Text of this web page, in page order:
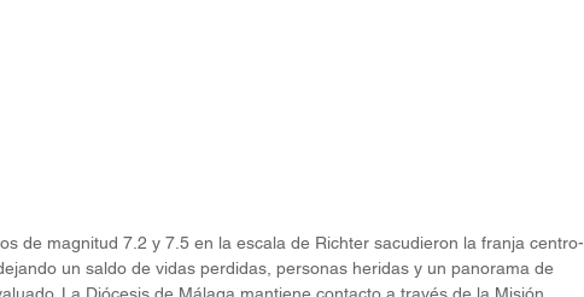
de magnitud 7.2 y 7.5 en la escala de Richter sacudieron la franja centro-
un saldo de vidas perdidas, personas heridas y un panorama de